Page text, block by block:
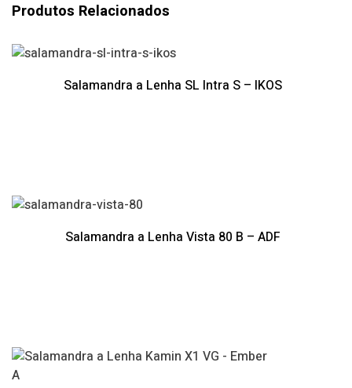
Produtos Relacionados
Salamandra a Lenha SL Intra S – IKOS
Salamandra a Lenha Vista 80 B – ADF
A